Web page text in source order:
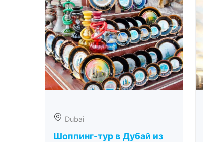
Dubai
Шоппинг-тур в Дубай из